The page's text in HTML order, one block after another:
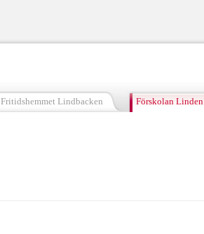
Fritidshemmet Lindbacken Förskolan Linden